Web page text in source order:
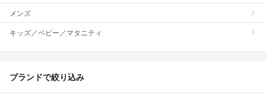
メンズ
キッズ／ベビー／マタニティ
ブランドで絞り込み